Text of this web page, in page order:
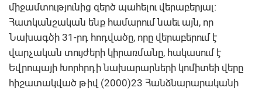
միջամտությունից զերծ պահելու վերաբերյալ:
Հատկանշական ենք համարում նաեւ այն, որ
Նախագծի 31-րդ հոդվածը, որը վերաբերում է
վարչական տույժերի կիրառմանը, հակասում է
Եվրոպայի Խորհրդի նախարարների կոմիտեի վերը
հիշատակված թիվ (2000)23 Հանձնարարականի